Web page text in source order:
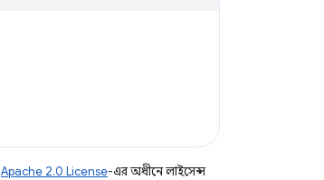
Apache 2.0 License-এর অধীনে লাইসেন্স